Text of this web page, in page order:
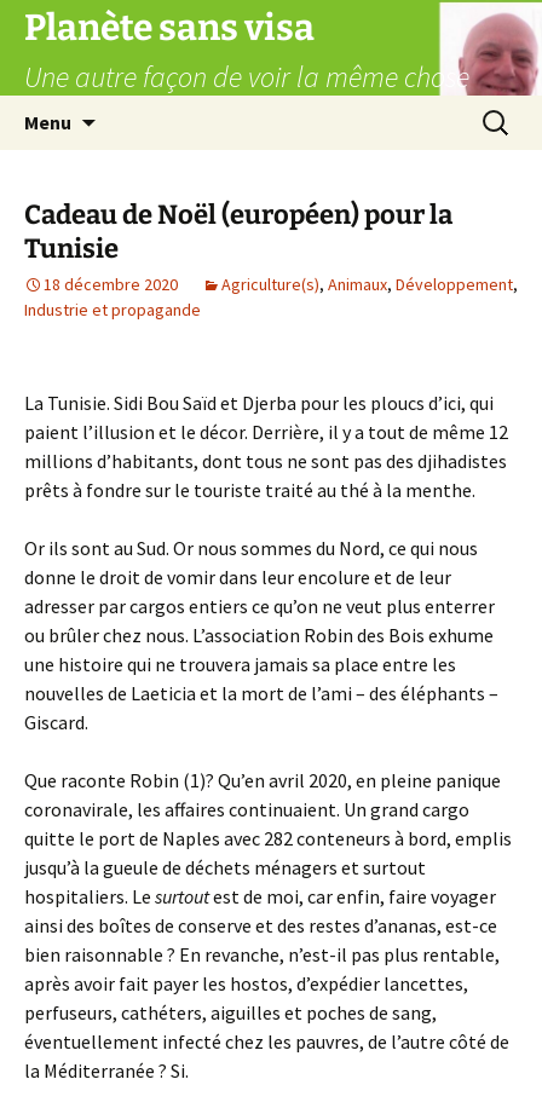
Aller
contenu
Planète sans visa
Une autre façon de voir la même chose
Menu
Cadeau de Noël (européen) pour la
Tunisie
18 décembre 2020 Agriculture(s), Animaux, Développement,
Industrie et propagande
La Tunisie. Sidi Bou Saïd et Djerba pour les ploucs d’ici, qui
paient l’illusion et le décor. Derrière, il y a tout de même 12
millions d’habitants, dont tous ne sont pas des djihadistes
prêts à fondre sur le touriste traité au thé à la menthe.
Or ils sont au Sud. Or nous sommes du Nord, ce qui nous
donne le droit de vomir dans leur encolure et de leur
adresser par cargos entiers ce qu’on ne veut plus enterrer
ou brûler chez nous. L’association Robin des Bois exhume
une histoire qui ne trouvera jamais sa place entre les
nouvelles de Laeticia et la mort de l’ami – des éléphants –
Giscard.
Que raconte Robin (1)? Qu’en avril 2020, en pleine panique
coronavirale, les affaires continuaient. Un grand cargo
quitte le port de Naples avec 282 conteneurs à bord, emplis
jusqu’à la gueule de déchets ménagers et surtout
hospitaliers. Le surtoutest de moi, car enfin, faire voyager
ainsi des boîtes de conserve et des restes d’ananas, est-ce
bien raisonnable ? En revanche, n’est-il pas plus rentable,
après avoir fait payer les hostos, d’expédier lancettes,
perfuseurs, cathéters, aiguilles et poches de sang,
éventuellement infecté chez les pauvres, de l’autre côté de
la Méditerranée ? Si.